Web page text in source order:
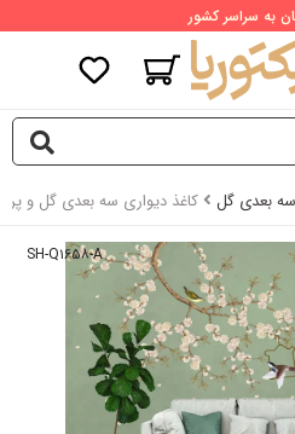
به سراسر کشور
بعدی گل کاغذ دیواری سه بعدی گل و
SH-Q۱۶۵۸-A